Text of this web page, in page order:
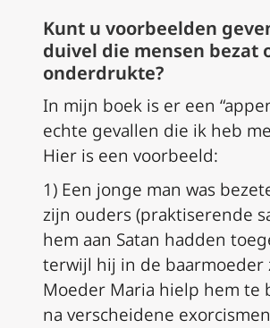
Kunt u voorbeelden
duivel die mensen bezat
onderdrukte?
In mijn boek is er een
echte gevallen die ik heb
Hier is een voorbeeld:
1) Een jonge man was
zijn ouders (praktiserende
hem aan Satan hadden
terwijl hij in de baarmoeder
Moeder Maria hielp hem te
na verscheidene